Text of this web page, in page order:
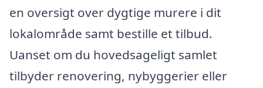
en oversigt over dygtige murere i dit
lokalområde samt bestille et tilbud.
Uanset om du hovedsageligt samlet
tilbyder renovering, nybyggerier eller